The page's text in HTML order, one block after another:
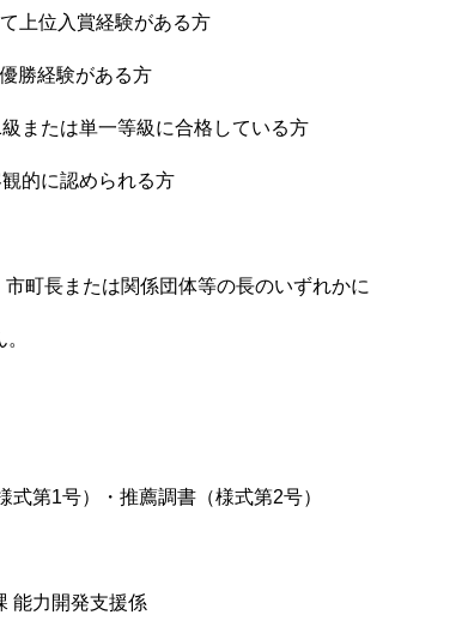
上位入賞経験がある方
勝経験がある方
または単一等級に合格している方
的に認められる方
町長または関係団体等の長のいずれかに
第1号）・推薦調書（様式第2号）
能力開発支援係